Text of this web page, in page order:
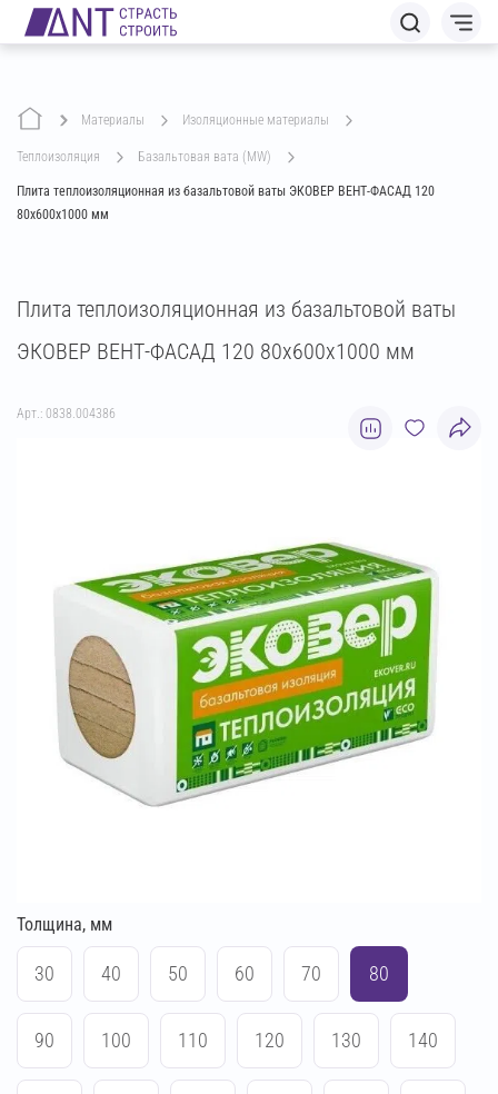
Материалы изоляционные материалы
теплоизоляция базальтовая вата (MW)
Плита теплоизоляционная из базальтовой ваты ЭКОВЕР ВЕНТ-ФАСАД 120
80х600х1000 мм
Плита теплоизоляционная из базальтовой ваты
ЭКОВЕР ВЕНТ-ФАСАД 120 80х600х1000 мм
Арт.: 0838.004386
Толщина, мм
30 40 50 60 70 80
90 100 110 120 130 140